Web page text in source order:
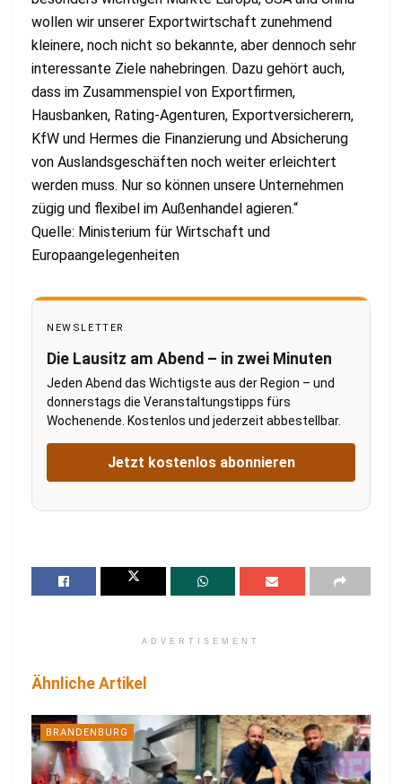
wollen wir unserer Exportwirtschaft zunehmend
kleinere, noch nicht so bekannte, aber dennoch sehr
interessante Ziele nahebringen. Dazu gehört auch,
dass im Zusammenspiel von Exportfirmen,
Hausbanken, Rating-Agenturen, Exportversicherern,
KfW und Hermes die Finanzierung und Absicherung
von Auslandsgeschäften noch weiter erleichtert
werden muss. Nur so können unsere Unternehmen
zügig und flexibel im Außenhandel agieren.“
Quelle: Ministerium für Wirtschaft und
Europaangelegenheiten
NEWSLETTER
Die Lausitz am Abend – in zwei Minuten
Jeden Abend das Wichtigste aus der Region – und
donnerstags die Veranstaltungstipps fürs
Wochenende. Kostenlos und jederzeit abbestellbar.
Jetzt kostenlos abonnieren
ADVERTISEMENT
Ähnliche Artikel
BRANDENBURG